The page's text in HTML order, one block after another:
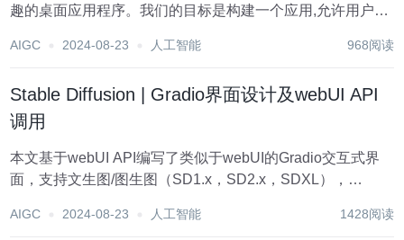
趣的桌面应用程序。我们的目标是构建一个应用,允许用户选
将展示如何结合使用wxPython来创建图形用户界面(GUI 和
AIGC 2024-08-23 人工智能 968阅读
Stable Diffusion | Gradio界面设计及webUI API
调用
本文基于webUI API编写了类似于webUI的Gradio交互式界
面，支持文生图/图生图（SD1.x，SD2.x，SDXL），
超分放大（Extras），图片信...
AIGC 2024-08-23 人工智能 1428阅读